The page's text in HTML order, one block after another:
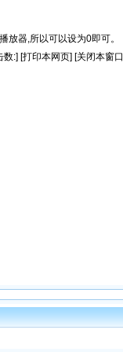
器,所以可以设为0即可。
数:] [打印本网页] [关闭本窗口